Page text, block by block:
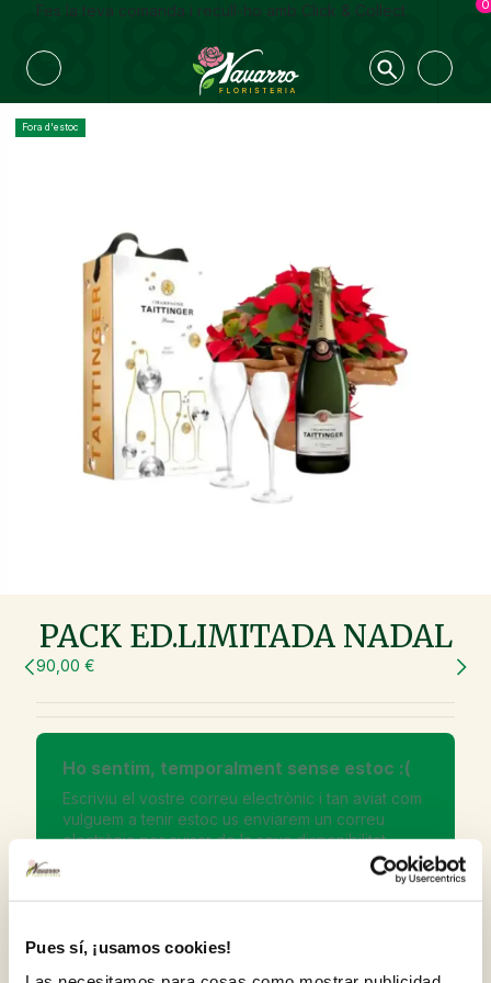
Pues sí, ¡usamos cookies!
Fes la teva comanda i recull-ho amb Click & Collect 0
Fora d'estoc
PACK ED.LIMITADA NADAL
90,00 €
Ho sentim, temporalment sense estoc :(
Escriviu el vostre correu electrònic i tan aviat com
vulguem a tenir estoc us enviarem un correu
electrònic per avisar de la seva disponibilitat.
ofertes i novetats.